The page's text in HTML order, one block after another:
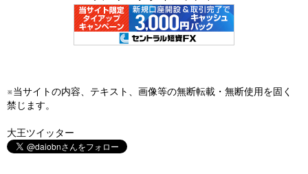
※当サイトの内容、テキスト、画像等の無断転載・無断使用を固く
禁じます。
大王ツイッター